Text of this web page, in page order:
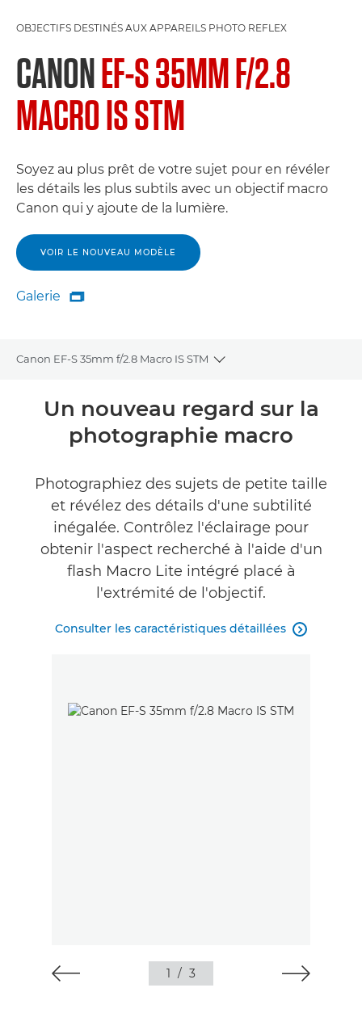
OBJECTIFS DESTINÉS AUX APPAREILS PHOTO REFLEX
CANONEF-S 35MM F/2.8
MACRO IS STM
Soyez au plus prêt de votre sujet pour en révéler
les détails les plus subtils avec un objectif macro
Canon qui y ajoute de la lumière.
VOIR LE NOUVEAU MODÈLE
Galerie
Galerie

Canon EF-S 35mm f/2.8 Macro IS STM
Toggle breadcrumbs
Présentation
Caractéristiques
Un nouveau regard sur la
photographie macro
Photographiez des sujets de petite taille
et révélez des détails d'une subtilité
inégalée. Contrôlez l'éclairage pour
obtenir l'aspect recherché à l'aide d'un
flash Macro Lite intégré placé à
l'extrémité de l'objectif.
Consulter les caractéristiques détaillées 
1 / 3